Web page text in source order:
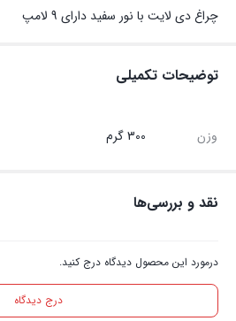
چراغ دی لایت با نور سفید دارای 9 لامپ
توضیحات تکمیلی
وزن 300 گرم
نقد و بررسی‌ها
درمورد این محصول دیدگاه درج کنید.
درج دیدگاه